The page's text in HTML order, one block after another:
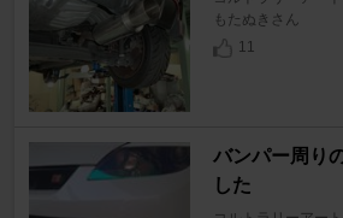
もたぬきさん
11
バンパー周り
した